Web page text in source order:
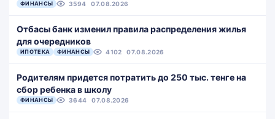
ФИНАНСЫ 3594 07.08.2026
Отбасы банк изменил правила распределения жилья
для очередников
ИПОТЕКА ФИНАНСЫ 4102 07.08.2026
Родителям придется потратить до 250 тыс. тенге на
сбор ребенка в школу
ФИНАНСЫ 3644 07.08.2026